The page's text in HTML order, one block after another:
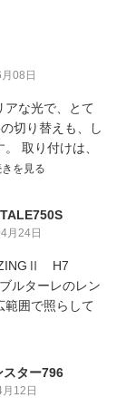
08日
アな光で、とて
切り替えも、し
取り付けは、
を見る
月24日
H7
ルターレのレン
範囲で照らして
スター796
12日